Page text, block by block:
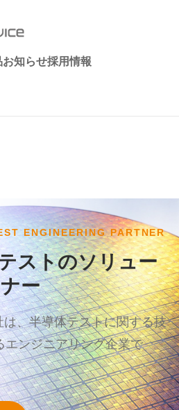
お知らせ採用情報
ENGINEERING PARTNER
ストのソリュー
ー
、半導体テストに関する技
エンジニアリング企業で